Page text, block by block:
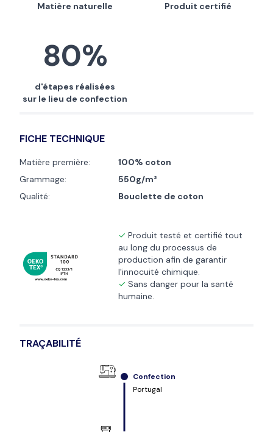
Matière naturelle Produit certifié
80%
d'étapes réalisées
sur le lieu de confection
FICHE TECHNIQUE
Matière première:
100% coton
Grammage:
550g/m²
Qualité:
Bouclette de coton
Produit testé et certifié tout
au long du processus de
production afin de garantir
l'innocuité chimique.
Sans danger pour la santé
humaine.
TRAÇABILITÉ
Confection
Portugal